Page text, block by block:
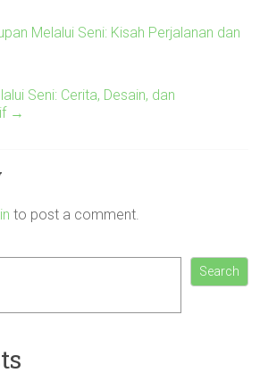
Melalui Seni: Kisah Perjalanan dan
Seni: Cerita, Desain, dan
→
to post a comment.
Search